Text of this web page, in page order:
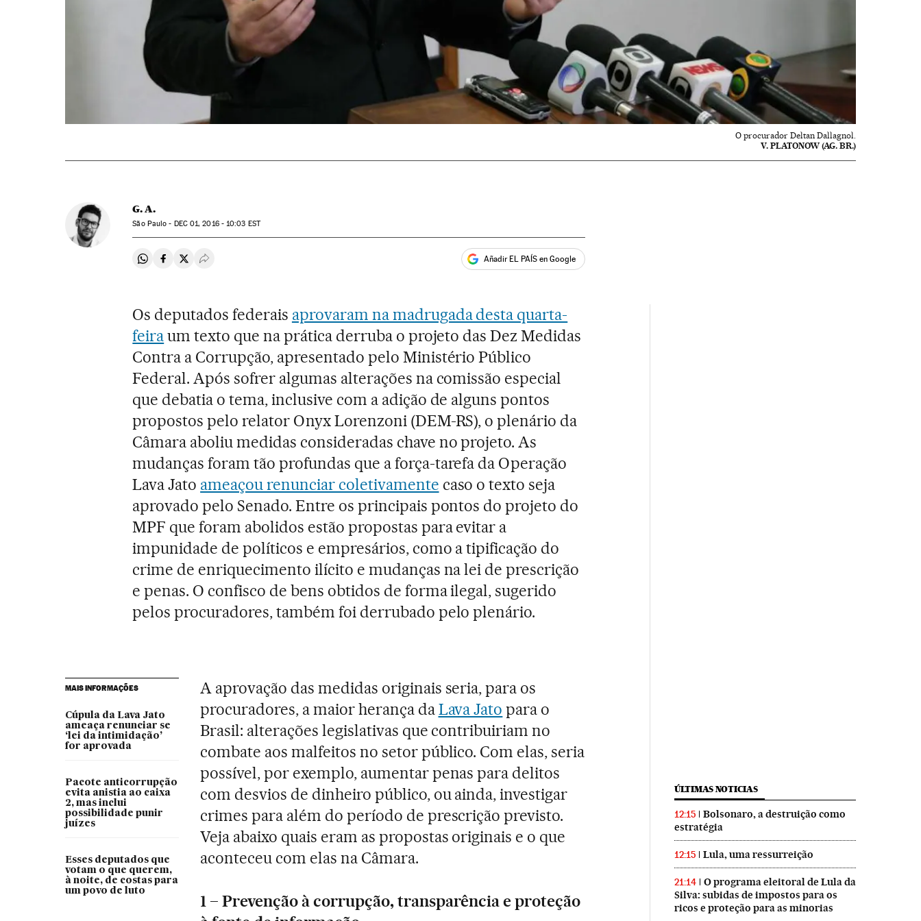
O procurador Deltan Dallagnol.
V. PLATONOW (AG. BR.)
G. A.
São Paulo - DEC01, 2016 - 10:03 EST
Compartir en Whatsapp
Compartir en Facebook
Compartir en Twitter
Desplegar Redes Sociales Añadir EL PAÍS en Google
Os deputados federais aprovaram na madrugada desta quarta-
feiraum texto que na prática derruba o projeto das Dez Medidas
Contra a Corrupção, apresentado pelo Ministério Público
Federal. Após sofrer algumas alterações na comissão especial
que debatia o tema, inclusive com a adição de alguns pontos
propostos pelo relator Onyx Lorenzoni (DEM-RS), o plenário da
Câmara aboliu medidas consideradas chave no projeto. As
mudanças foram tão profundas que a força-tarefa da Operação
Lava Jato ameaçou renunciar coletivamente caso o texto seja
aprovado pelo Senado. Entre os principais pontos do projeto do
MPF que foram abolidos estão propostas para evitar a
impunidade de políticos e empresários, como a tipificação do
crime de enriquecimento ilícito e mudanças na lei de prescrição
e penas. O confisco de bens obtidos de forma ilegal, sugerido
pelos procuradores, também foi derrubado pelo plenário.
MAIS INFORMAÇÕES
Cúpula da Lava Jato
ameaça renunciar se
‘lei da intimidação’
for aprovada
Pacote anticorrupção
evita anistia ao caixa
2, mas inclui
possibilidade punir
juízes
Esses deputados que
votam o que querem,
à noite, de costas para
um povo de luto
A aprovação das medidas originais seria, para os
procuradores, a maior herança daLava Jato para o
Brasil: alterações legislativas que contribuiriam no
combate aos malfeitos no setor público. Com elas, seria
possível, por exemplo, aumentar penas para delitos
com desvios de dinheiro público, ou ainda, investigar
crimes para além do período de prescrição previsto.
Veja abaixo quais eram as propostas originais e o que
aconteceu com elas na Câmara.
1 – Prevenção à corrupção, transparência e proteção
ÚLTIMAS NOTICIAS
12:15
Bolsonaro, a destruição como
estratégia
12:15 Lula, uma ressurreição
21:14
O programa eleitoral de Lula da
Silva: subidas de impostos para os
ricos e proteção para as minorias